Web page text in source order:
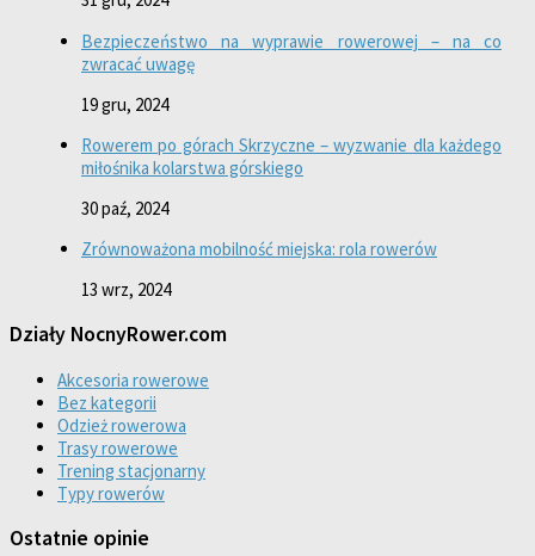
Bezpieczeństwo na wyprawie rowerowej – na co
zwracać uwagę
19 gru, 2024
Rowerem po górach Skrzyczne – wyzwanie dla każdego
miłośnika kolarstwa górskiego
30 paź, 2024
Zrównoważona mobilność miejska: rola rowerów
13 wrz, 2024
Działy NocnyRower.com
Akcesoria rowerowe
Bez kategorii
Odzież rowerowa
Trasy rowerowe
Trening stacjonarny
Typy rowerów
Ostatnie opinie